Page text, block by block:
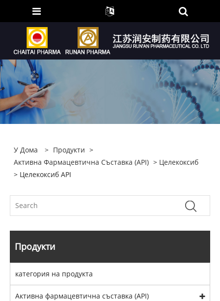
У Дома > Продукти >
Активна Фармацевтична Съставка (API) > Целекоксиб
> Целекоксиб API
Продукти
категория на продукта
Активна фармацевтична съставка (API)